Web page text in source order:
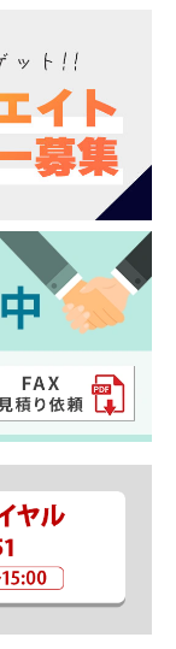
ット
ロパーツ・社
形状が合わな
合うことをご
す。
のになりま
修によっては
受け付けま
を行って下
応は受付でき